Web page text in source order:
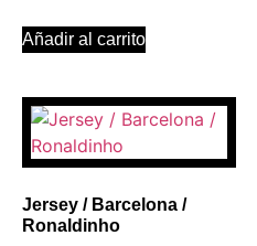
Añadir al carrito
Jersey / Barcelona /
Ronaldinho